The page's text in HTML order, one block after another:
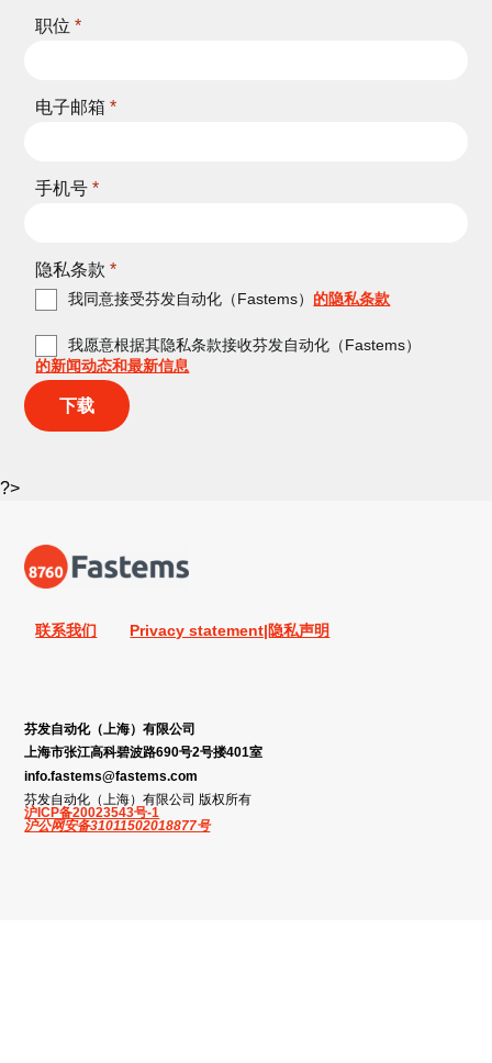
职位 *
电子邮箱 *
手机号 *
隐私条款 *
我同意接受芬发自动化（Fastems） 的隐私条款
我愿意根据其隐私条款接收芬发自动化（Fastems）
的新闻动态和最新信息
下载
?>
联系我们 Privacy statement|隐私声明
芬发自动化（上海）有限公司
上海市张江高科碧波路690号2号搂401室
info.fastems@fastems.com
芬发自动化（上海）有限公司 版权所有
沪ICP备20023543号-1
沪公网安备31011502018877号